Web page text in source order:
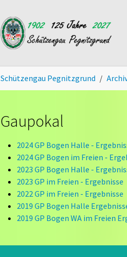
Schützengau Pegnitzgrund
Gaupokal
2024 GP Bogen Halle -
2024 GP Bogen im Freien -
2023 GP Bogen Halle -
2023 GP im Freien - Ergebnisse
2022 GP im Freien - Ergebnisse
2019 GP Bogen Halle
2019 GP Bogen WA im Freien